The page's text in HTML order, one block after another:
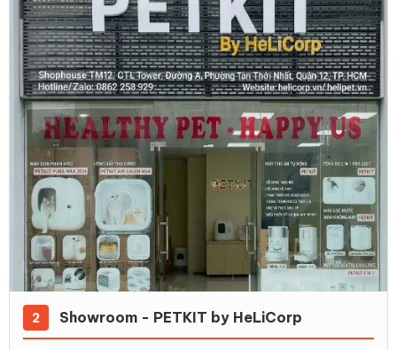
2 Showroom - PETKIT by HeLiCorp